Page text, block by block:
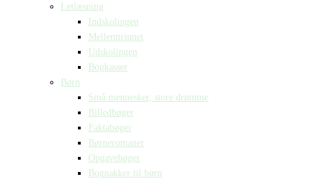
Letlæsning
Indskolingen
Mellemtrinnet
Udskolingen
Bogkasser
Børn
Små mennesker, store drømme
Billedbøger
Faktabøger
Børneromaner
Opgavebøger
Bogpakker til børn